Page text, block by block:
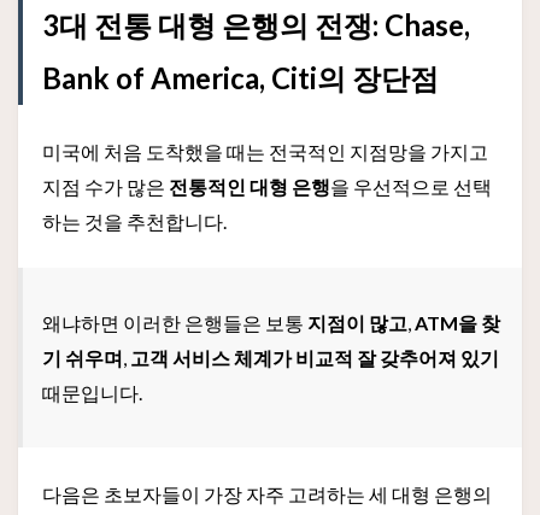
3대 전통 대형 은행의 전쟁: Chase,
Bank of America, Citi의 장단점
미국에 처음 도착했을 때는 전국적인 지점망을 가지고
지점 수가 많은 전통적인 대형 은행을 우선적으로 선택
하는 것을 추천합니다.
왜냐하면 이러한 은행들은 보통 지점이 많고,ATM을 찾
기 쉬우며, 고객 서비스 체계가 비교적 잘 갖추어져 있기
때문입니다.
다음은 초보자들이 가장 자주 고려하는 세 대형 은행의